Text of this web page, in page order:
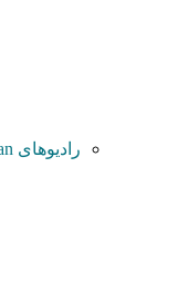
رادیوهای MikroWan